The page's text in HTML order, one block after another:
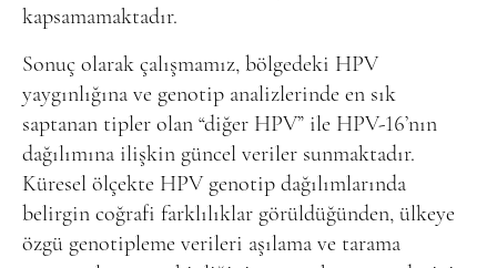
kapsamamaktadır.
Sonuç olarak çalışmamız, bölgedeki HPV
yaygınlığına ve genotip analizlerinde en sık
saptanan tipler olan “diğer HPV” ile HPV-16’nın
dağılımına ilişkin güncel veriler sunmaktadır.
Küresel ölçekte HPV genotip dağılımlarında
belirgin coğrafi farklılıklar görüldüğünden, ülkeye
özgü genotipleme verileri aşılama ve tarama